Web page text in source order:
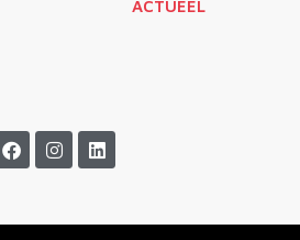
ACTUEEL